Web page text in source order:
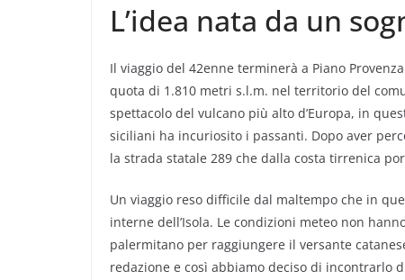
L’idea nata da un
Il viaggio del 42enne terminerà a Piano
quota di 1.810 metri s.l.m. nel territorio del
spettacolo del vulcano più alto d’Europa, in
siciliani ha incuriosito i passanti. Dopo aver
la strada statale 289 che dalla costa tirrenica
Un viaggio reso difficile dal maltempo che in
interne dell’Isola. Le condizioni meteo non
palermitano per raggiungere il versante
redazione e così abbiamo deciso di incontrarlo